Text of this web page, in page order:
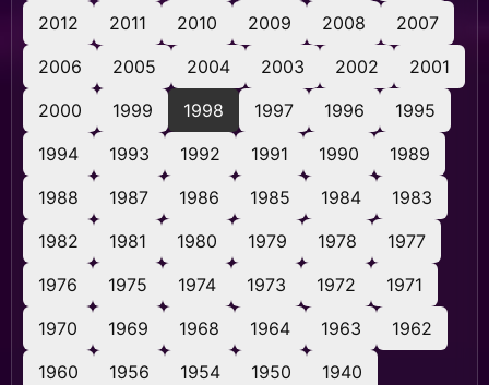
2012
2011 2010 2009 2008
2007
2006
2005 2004 2003 2002
2001
2000
1999 1998 1997 1996
1995
1994
1993 1992 1991 1990
1989
1988
1987 1986 1985 1984
1983
1982
1981 1980 1979 1978
1977
1976
1975 1974 1973 1972
1971
1970
1969 1968 1964 1963
1962
1960
1956 1954 1950 1940